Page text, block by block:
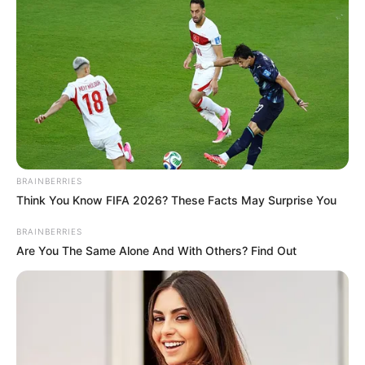
gente, debe ser aprovechada
para generar desarrollo y
no para mantener un conflicto que no ha tenido ningún
sentido durante más de cincuenta años".
Por otra parte, en la región hay máxima expectativa ante
la poca información por parte del gobierno nacional ante
la eventual instalación de la zona de ubicación temporal
en el Catatumbo,teniendo en cuenta la continuidad de la
guerra entre las disidencias de las FARC y el ELN que
está ad portas de cumplir cuatro meses,
cifras alarmantes en materia de desplazamiento,
confinamiento y homicidios.
Lea También:Desde hace dos meses no hay servicio de
telefonía en varios municipios del Catatumbo
Según el último reporte del puesto de mando unificado
generado por la secretaría de seguridad del
departamento, desde el pasado 16 de enero a la fecha se
BRAINBERRIES
Think You Know FIFA 2026? These Facts May Surprise You
BRAINBERRIES
Are You The Same Alone And With Others? Find Out